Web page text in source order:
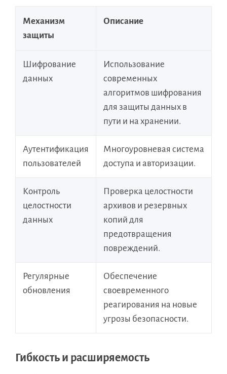
Механизм
защиты
Описание
Шифрование
данных
Использование
современных
алгоритмов шифрования
для защиты данных в
пути и на хранении.
Аутентификация
пользователей
Многоуровневая система
доступа и авторизации.
Контроль
целостности
данных
Проверка целостности
архивов и резервных
копий для
предотвращения
повреждений.
Регулярные
обновления
Обеспечение
своевременного
реагирования на новые
угрозы безопасности.
Гибкость и расширяемость